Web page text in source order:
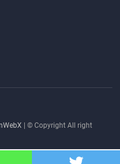
| © Copyright All right